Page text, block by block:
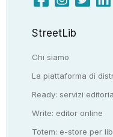
StreetLib
Chi siamo
La piattaforma di
Ready: servizi
Write: editor online
Totem: e-store per